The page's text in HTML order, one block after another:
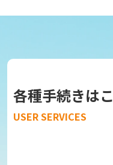
各種手続きは
USER SERVICES